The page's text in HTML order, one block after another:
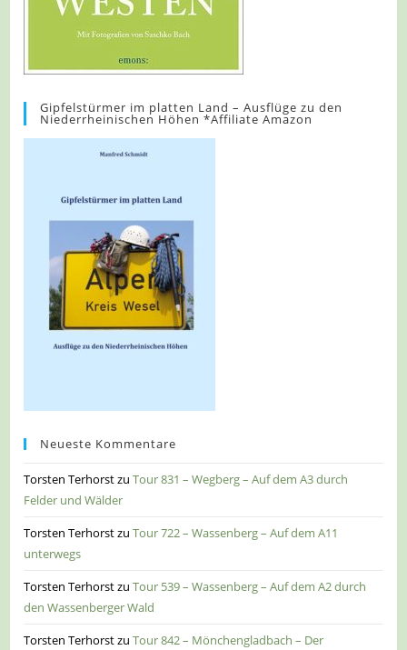
Gipfelstürmer im platten Land – Ausflüge zu den
Niederrheinischen Höhen *Affiliate Amazon
Neueste Kommentare
Torsten TerhorstzuTour 831 – Wegberg – Auf dem A3 durch
Felder und Wälder
Torsten TerhorstzuTour 722 – Wassenberg – Auf dem A11
unterwegs
Torsten TerhorstzuTour 539 – Wassenberg – Auf dem A2 durch
den Wassenberger Wald
Torsten TerhorstzuTour 842 – Mönchengladbach – Der